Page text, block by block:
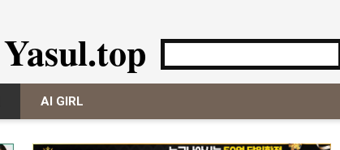
Yasul.top
AI GIRL